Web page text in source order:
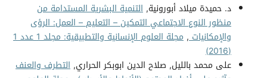
د. حميدة ميلاد أبورونية, التنمية البشرية المستدامة من
منظور النوع الاجتماعي التمكين – التعليم – العمل: الرؤى
والإمكانيات,
مجلة العلوم الإنسانية والتطبيقية: مجلد 1 عدد 1
(2016)
على محمد بالليل, صلاح الدين ابوبكر الحراري, التطرف والعنف